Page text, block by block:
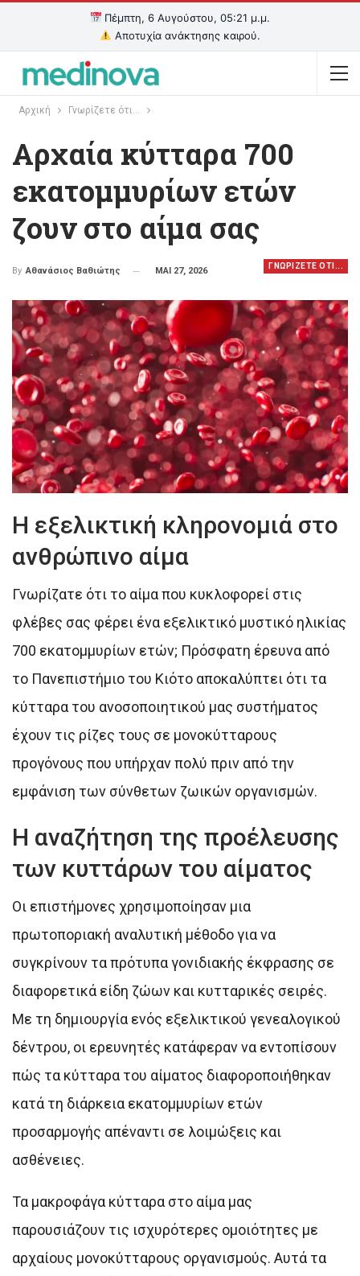
Πέμπτη, 6 Αυγούστου, 05:21 μ.μ.
Αποτυχία ανάκτησης καιρού.
Αρχική Γνωρίζετε ότι...
Αρχαία κύτταρα 700
εκατομμυρίων ετών
ζουν στο αίμα σας
ΓΝΩΡΙΖΕΤΕ ΟΤΙ...
By Αθανάσιος Βαθιώτης ΜΑΙ 27, 2026
Η εξελικτική κληρονομιά στο
ανθρώπινο αίμα
Γνωρίζατε ότι το αίμα που κυκλοφορεί στις
φλέβες σας φέρει ένα εξελικτικό μυστικό ηλικίας
700 εκατομμυρίων ετών; Πρόσφατη έρευνα από
το Πανεπιστήμιο του Κιότο αποκαλύπτει ότι τα
κύτταρα του ανοσοποιητικού μας συστήματος
έχουν τις ρίζες τους σε μονοκύτταρους
προγόνους που υπήρχαν πολύ πριν από την
εμφάνιση των σύνθετων ζωικών οργανισμών.
Η αναζήτηση της προέλευσης
των κυττάρων του αίματος
Οι επιστήμονες χρησιμοποίησαν μια
πρωτοποριακή αναλυτική μέθοδο για να
συγκρίνουν τα πρότυπα γονιδιακής έκφρασης σε
διαφορετικά είδη ζώων και κυτταρικές σειρές.
Με τη δημιουργία ενός εξελικτικού γενεαλογικού
δέντρου, οι ερευνητές κατάφεραν να εντοπίσουν
πώς τα κύτταρα του αίματος διαφοροποιήθηκαν
κατά τη διάρκεια εκατομμυρίων ετών
προσαρμογής απέναντι σε λοιμώξεις και
ασθένειες.
Τα μακροφάγα κύτταρα στο αίμα μας
παρουσιάζουν τις ισχυρότερες ομοιότητες με
αρχαίους μονοκύτταρους οργανισμούς. Αυτά τα